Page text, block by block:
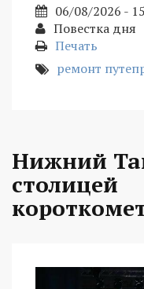
06/08/2026 -
Повестка дня
Печать
ремонт
Нижний
столицей